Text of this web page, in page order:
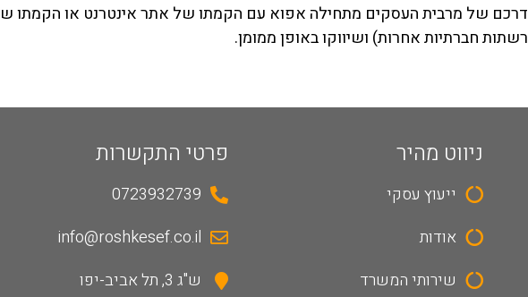
דרכם של מרבית העסקים מתחילה אפוא עם הקמתו של אתר אינטרנט או הקמתו
רשתות חברתיות אחרות) ושיווקו באופן ממומן.
ניווט מהיר
ייעוץ עסקי
אודות
שירותי המשרד
פרטי התקשרות
0723932739
info@roshkesef.co.il
ש"ג 3, תל אביב-יפו